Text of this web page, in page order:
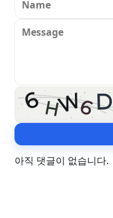
6HW6D
아직 댓글이 없습니다.